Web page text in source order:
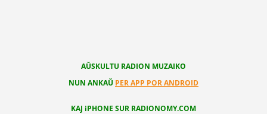
AŬSKULTU RADION MUZAIKO
NUN ANKAŬ PER APP POR ANDROID
KAJ iPHONE SUR RADIONOMY.COM